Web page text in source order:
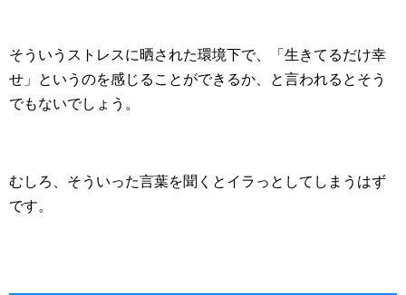
そういうストレスに晒された環境下で、「生きてるだけ幸
せ」というのを感じることができるか、と言われるとそう
でもないでしょう。
むしろ、そういった言葉を聞くとイラっとしてしまうはず
です。